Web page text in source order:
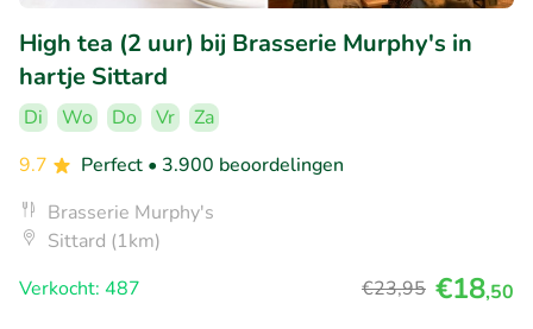
High tea (2 uur) bij Brasserie Murphy's in
hartje Sittard
Di Wo Do Vr
Za
9.7
Perfect • 3.900 beoordelingen
Brasserie Murphy's
Sittard (1km)
Verkocht: 487
€23,95 €18,50